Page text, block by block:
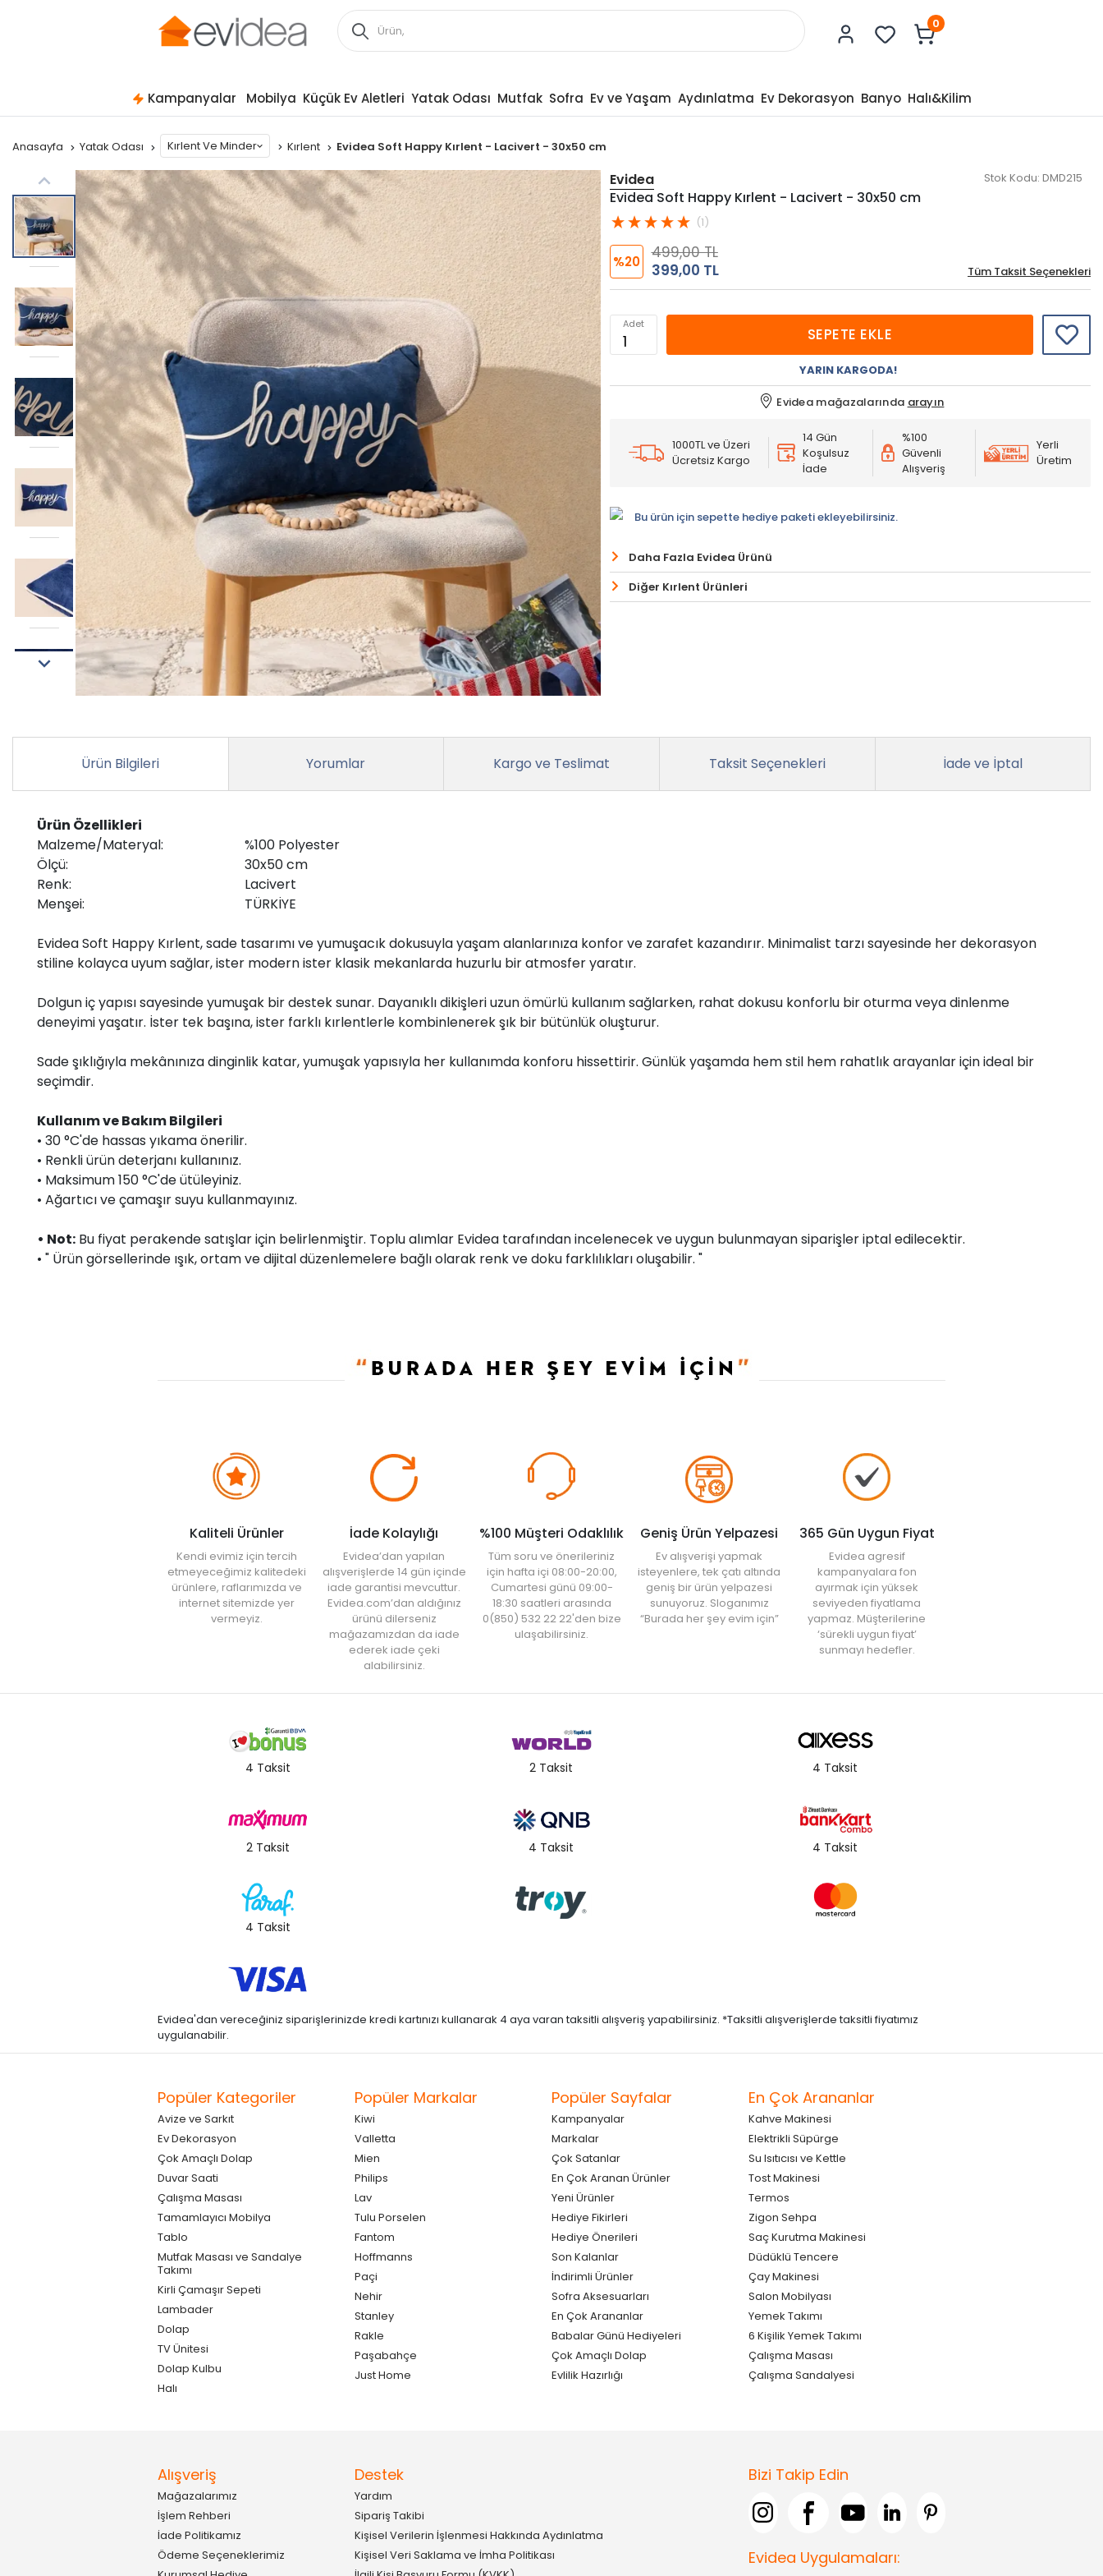
0
Kampanyalar Mobilya Küçük Ev Aletleri Yatak Odası Mutfak Sofra Ev ve Yaşam Aydınlatma Ev Dekorasyon Banyo Halı&Kilim
Anasayfa Yatak Odası Kırlent Ve Minder Kırlent Evidea Soft Happy Kırlent - Lacivert - 30x50 cm
Evidea Stok Kodu: DMD215
Evidea Soft Happy Kırlent - Lacivert - 30x50 cm
(1)
%20
499,00 TL
399,00 TL
Tüm Taksit Seçenekleri
Adet
SEPETE EKLE
YARIN KARGODA!
Evidea mağazalarında arayın
1000TL ve Üzeri
Ücretsiz Kargo
14 Gün
Koşulsuz
İade
%100
Güvenli
Alışveriş
Yerli
Üretim
Bu ürün için sepette hediye paketi ekleyebilirsiniz.
Daha Fazla Evidea Ürünü
Diğer Kırlent Ürünleri
Ürün Bilgileri Yorumlar Kargo ve Teslimat Taksit Seçenekleri İade ve İptal
Ürün Özellikleri
Malzeme/Materyal:
%100 Polyester
Ölçü:
30x50 cm
Renk:
Lacivert
Menşei:
TÜRKİYE
Evidea Soft Happy Kırlent, sade tasarımı ve yumuşacık dokusuyla yaşam alanlarınıza konfor ve zarafet kazandırır. Minimalist tarzı sayesinde her dekorasyon
stiline kolayca uyum sağlar, ister modern ister klasik mekanlarda huzurlu bir atmosfer yaratır.
Dolgun iç yapısı sayesinde yumuşak bir destek sunar. Dayanıklı dikişleri uzun ömürlü kullanım sağlarken, rahat dokusu konforlu bir oturma veya dinlenme
deneyimi yaşatır. İster tek başına, ister farklı kırlentlerle kombinlenerek şık bir bütünlük oluşturur.
Sade şıklığıyla mekânınıza dinginlik katar, yumuşak yapısıyla her kullanımda konforu hissettirir. Günlük yaşamda hem stil hem rahatlık arayanlar için ideal bir
seçimdir.
Kullanım ve Bakım Bilgileri
• 30 °C'de hassas yıkama önerilir.
• Renkli ürün deterjanı kullanınız.
• Maksimum 150 °C'de ütüleyiniz.
• Ağartıcı ve çamaşır suyu kullanmayınız.
• Not: Bu fiyat perakende satışlar için belirlenmiştir. Toplu alımlar Evidea tarafından incelenecek ve uygun bulunmayan siparişler iptal edilecektir.
• " Ürün görsellerinde ışık, ortam ve dijital düzenlemelere bağlı olarak renk ve doku farklılıkları oluşabilir. "
Kaliteli Ürünler
Kendi evimiz için tercih
etmeyeceğimiz kalitedeki
ürünlere, raflarımızda ve
internet sitemizde yer
vermeyiz.
İade Kolaylığı
Evidea’dan yapılan
alışverişlerde 14 gün içinde
iade garantisi mevcuttur.
Evidea.com’dan aldığınız
ürünü dilerseniz
mağazamızdan da iade
ederek iade çeki
alabilirsiniz.
%100 Müşteri Odaklılık
Tüm soru ve önerileriniz
için hafta içi 08:00-20:00,
Cumartesi günü 09:00-
18:30 saatleri arasında
0(850) 532 22 22'den bize
ulaşabilirsiniz.
Geniş Ürün Yelpazesi
Ev alışverişi yapmak
isteyenlere, tek çatı altında
geniş bir ürün yelpazesi
sunuyoruz. Sloganımız
“Burada her şey evim için”
365 Gün Uygun Fiyat
Evidea agresif
kampanyalara fon
ayırmak için yüksek
seviyeden fiyatlama
yapmaz. Müşterilerine
‘sürekli uygun fiyat’
sunmayı hedefler.
4 Taksit 2 Taksit 4 Taksit
2 Taksit 4 Taksit 4 Taksit
4 Taksit
Evidea'dan vereceğiniz siparişlerinizde kredi kartınızı kullanarak 4 aya varan taksitli alışveriş yapabilirsiniz. *Taksitli alışverişlerde taksitli fiyatımız
uygulanabilir.
Popüler Kategoriler
Avize ve Sarkıt
Ev Dekorasyon
Çok Amaçlı Dolap
Duvar Saati
Çalışma Masası
Tamamlayıcı Mobilya
Tablo
Mutfak Masası ve Sandalye
Takımı
Kirli Çamaşır Sepeti
Lambader
Dolap
TV Ünitesi
Dolap Kulbu
Halı
Popüler Markalar
Kiwi
Valletta
Mien
Philips
Lav
Tulu Porselen
Fantom
Hoffmanns
Paçi
Nehir
Stanley
Rakle
Paşabahçe
Just Home
Popüler Sayfalar
Kampanyalar
Markalar
Çok Satanlar
En Çok Aranan Ürünler
Yeni Ürünler
Hediye Fikirleri
Hediye Önerileri
Son Kalanlar
İndirimli Ürünler
Sofra Aksesuarları
En Çok Arananlar
Babalar Günü Hediyeleri
Çok Amaçlı Dolap
Evlilik Hazırlığı
En Çok Arananlar
Kahve Makinesi
Elektrikli Süpürge
Su Isıtıcısı ve Kettle
Tost Makinesi
Termos
Zigon Sehpa
Saç Kurutma Makinesi
Düdüklü Tencere
Çay Makinesi
Salon Mobilyası
Yemek Takımı
6 Kişilik Yemek Takımı
Çalışma Masası
Çalışma Sandalyesi
Alışveriş
Mağazalarımız
İşlem Rehberi
İade Politikamız
Ödeme Seçeneklerimiz
Destek
Yardım
Sipariş Takibi
Kişisel Verilerin İşlenmesi Hakkında Aydınlatma
Kişisel Veri Saklama ve İmha Politikası
Bizi Takip Edin
Evidea Uygulamaları: